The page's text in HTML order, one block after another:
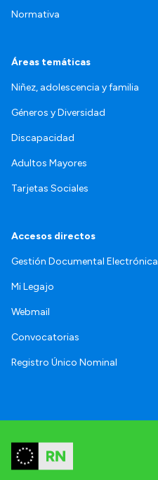
Normativa
Áreas temáticas
Niñez, adolescencia y familia
Géneros y Diversidad
Discapacidad
Adultos Mayores
Tarjetas Sociales
Accesos directos
Gestión Documental Electrónica
Mi Legajo
Webmail
Convocatorias
Registro Único Nominal